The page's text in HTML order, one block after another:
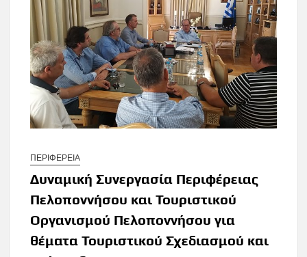
ΠΕΡΙΦΕΡΕΙΑ
Δυναμική Συνεργασία Περιφέρειας
Πελοποννήσου και Τουριστικού
Οργανισμού Πελοποννήσου για
θέματα Τουριστικού Σχεδιασμού και